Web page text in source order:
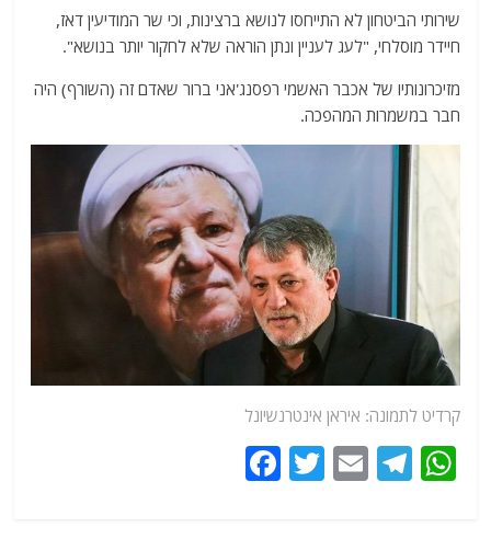
שירותי הביטחון לא התייחסו לנושא ברצינות, וכי שר המודיעין דאז,
חיידר מוסלחי, "לעג לעניין ונתן הוראה שלא לחקור יותר בנושא".
מזיכרונותיו של אכבר האשמי רפסנג'אני ברור שאדם זה (השורף) היה
חבר במשמרות המהפכה.
קרדיט לתמונה: איראן אינטרנשיונל
W
T
E
T